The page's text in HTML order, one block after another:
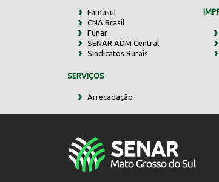
Famasul
CNA Brasil
Funar
SENAR ADM Central
Sindicatos Rurais
SERVIÇOS
Arrecadação